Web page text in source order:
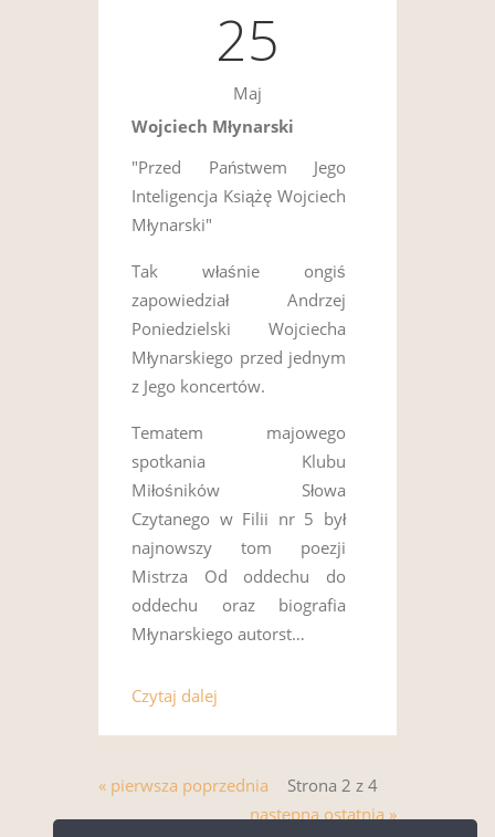
25
Maj
Wojciech Młynarski
"Przed Państwem Jego
Inteligencja Książę Wojciech
Młynarski"
Tak właśnie ongiś
zapowiedział Andrzej
Poniedzielski Wojciecha
Młynarskiego przed jednym
z Jego koncertów.
Tematem majowego
spotkania Klubu
Miłośników Słowa
Czytanego w Filii nr 5 był
najnowszy tom poezji
Mistrza Od oddechu do
oddechu oraz biografia
Młynarskiego autorst…
Czytaj dalej
« pierwsza poprzednia
Strona 2 z 4
następna ostatnia »